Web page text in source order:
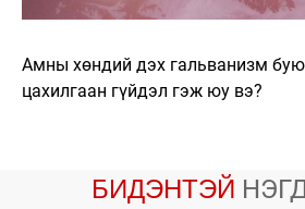
Амны хөндий дэх гальванизм
цахилгаан гүйдэл гэж юу вэ?
БИДЭНТЭЙ